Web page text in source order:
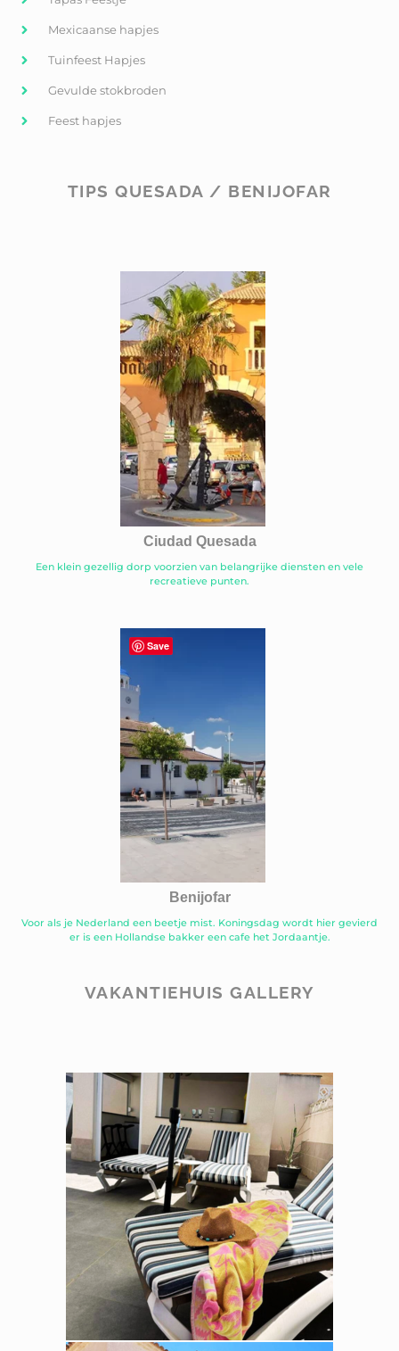
Mexicaanse hapjes
Tuinfeest Hapjes
Gevulde stokbroden
Feest hapjes
TIPS QUESADA / BENIJOFAR
Ciudad Quesada
Een klein gezellig dorp voorzien van belangrijke diensten en vele
recreatieve punten.
Benijofar
Voor als je Nederland een beetje mist. Koningsdag wordt hier gevierd
er is een Hollandse bakker een cafe het Jordaantje.
VAKANTIEHUIS GALLERY
Save